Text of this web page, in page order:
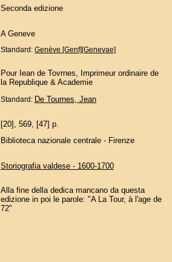
Seconda edizione
A Geneve
Standard: Genève [Genf][Genevae]
Pour Iean de Tovrnes, Imprimeur ordinaire de
la Republique & Academie
Standard: De Tournes, Jean
[20], 569, [47] p.
Biblioteca nazionale centrale - Firenze
Storiografia valdese - 1600-1700
Alla fine della dedica mancano da questa
edizione in poi le parole: "A La Tour, à l'age de
72"